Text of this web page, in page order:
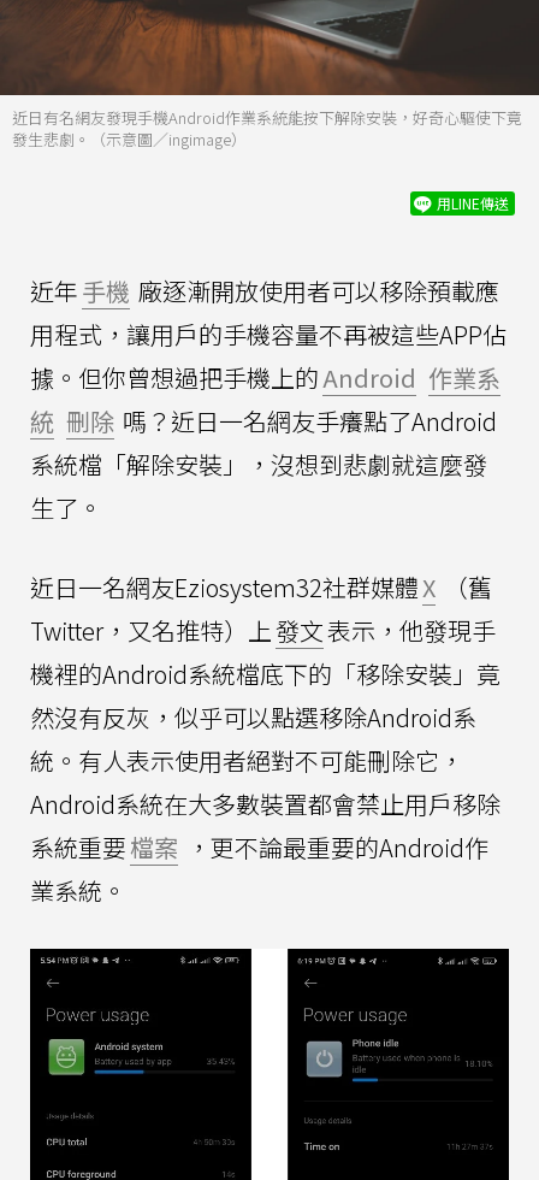
近日有名網友發現手機Android作業系統能按下解除安裝，好奇心驅使下竟
發生悲劇。（示意圖／ingimage）
用LINE傳送
近年手機 廠逐漸開放使用者可以移除預載應
用程式，讓用戶的手機容量不再被這些APP佔
據。但你曾想過把手機上的Android 作業系
統 刪除 嗎？近日一名網友手癢點了Android
系統檔「解除安裝」，沒想到悲劇就這麼發
生了。
近日一名網友Eziosystem32社群媒體X
（舊
Twitter，又名推特）上發文表示，他發現手
機裡的Android系統檔底下的「移除安裝」竟
然沒有反灰，似乎可以點選移除Android系
統。有人表示使用者絕對不可能刪除它，
Android系統在大多數裝置都會禁止用戶移除
系統重要檔案 ，更不論最重要的Android作
業系統。